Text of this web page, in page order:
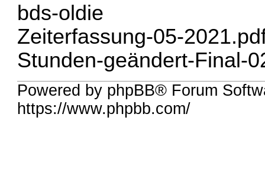
bds-oldie
Zeiterfassung-05-
Stunden-geändert-Final-
Powered by phpBB® Forum
https://www.phpbb.com/